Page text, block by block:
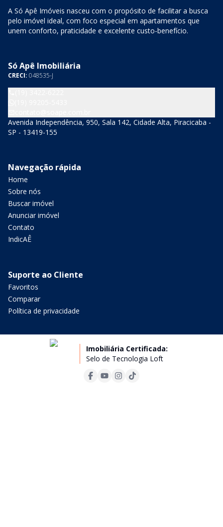
A Só Apê Imóveis nasceu com o propósito de facilitar a busca
pelo imóvel ideal, com foco especial em apartamentos que
unem conforto, praticidade e excelente custo-benefício.
Só Apê Imobiliária
CRECI: 048535-J
Avenida Independência, 950, Sala 142, Cidade Alta, Piracicaba -
SP - 13419-155
Navegação rápida
Home
Sobre nós
Buscar imóvel
Anunciar imóvel
Contato
IndicAÊ
Suporte ao Cliente
Favoritos
Comparar
Política de privacidade
Imobiliária Certificada:
Selo de Tecnologia Loft